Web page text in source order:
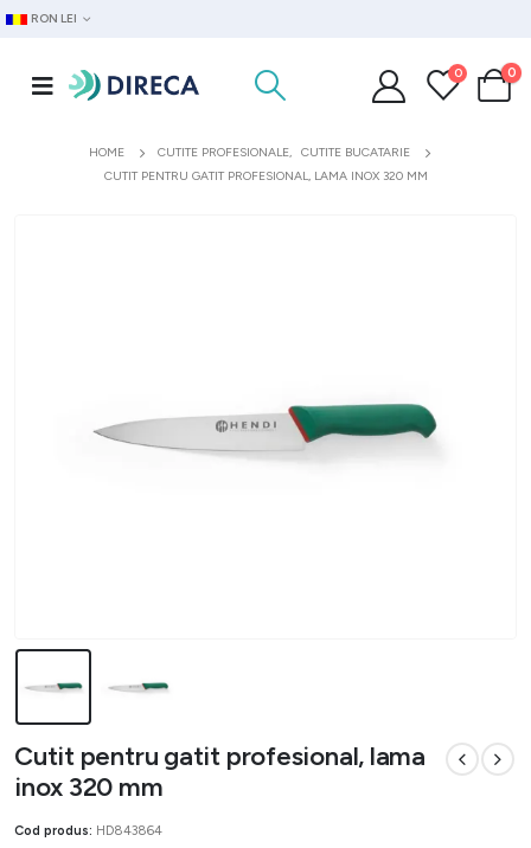
RON LEI
0 0
HOME CUTITE PROFESIONALE,
CUTITE BUCATARIE
CUTIT PENTRU GATIT PROFESIONAL, LAMA INOX 320 MM
Cutit pentru gatit profesional, lama
inox 320 mm
Cod produs: HD843864